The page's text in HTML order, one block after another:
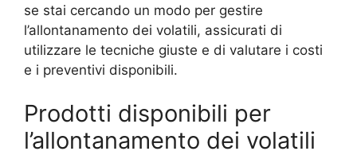
se stai cercando un modo per gestire
l’allontanamento dei volatili, assicurati di
utilizzare le tecniche giuste e di valutare i costi
e i preventivi disponibili.
Prodotti disponibili per
l’allontanamento dei volatili